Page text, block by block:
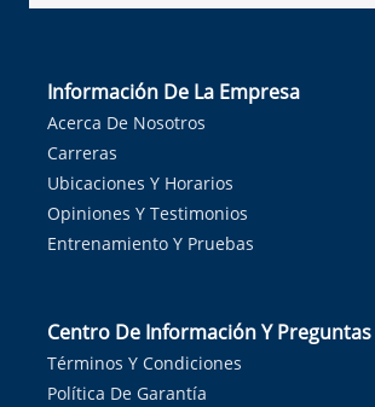
Información De La Empresa
Acerca De Nosotros
Carreras
Ubicaciones Y Horarios
Opiniones Y Testimonios
Entrenamiento Y Pruebas
Centro De Información Y
Términos Y Condiciones
Política De Garantía